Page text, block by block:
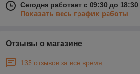
Сегодня работает с 09:30 до 18:30
Показать весь график работы
Отзывы о магазине
135 отзывов за всё время